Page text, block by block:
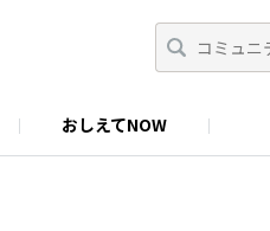
おしえてNOW